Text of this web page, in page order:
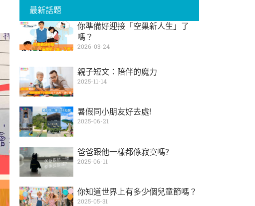
最新話題
你準備好迎接「空巢新人生」了
嗎？
2026-03-24
親子短文：陪伴的魔力
2025-11-14
暑假同小朋友好去處!
2025-06-21
爸爸跟他一樣都係寂寞嗎?
2025-06-11
你知道世界上有多少個兒童節嗎？
2025-05-31